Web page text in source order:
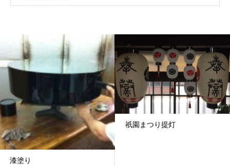
漆塗り
祇園まつり提灯